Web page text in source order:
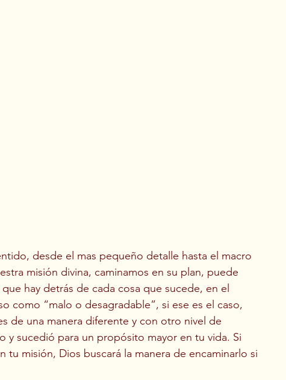
desde el mas pequeño detalle hasta el macro
misión divina, caminamos en su plan, puede
hay detrás de cada cosa que sucede, en el
como “malo o desagradable”, si ese es el caso,
de una manera diferente y con otro nivel de
y sucedió para un propósito mayor en tu vida. Si
tu misión, Dios buscará la manera de encaminarlo si